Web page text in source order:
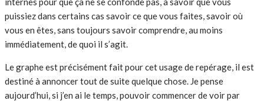
puissiez dans certains cas savoir ce que vous faites, savoir où
vous en êtes, sans toujours savoir comprendre, au moins
immédiatement, de quoi il s’agit.
Le graphe est précisément fait pour cet usage de repérage, il est
destiné à annoncer tout de suite quelque chose. Je pense
aujourd’hui, si j’en ai le temps, pouvoir commencer de voir par